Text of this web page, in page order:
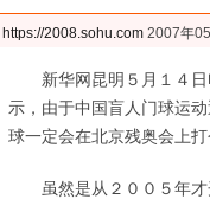
https://2008.sohu.com 2007年
新华网昆明５月１４日
示，由于中国盲人门球运
球一定会在北京残奥会上打
虽然是从２００５年才